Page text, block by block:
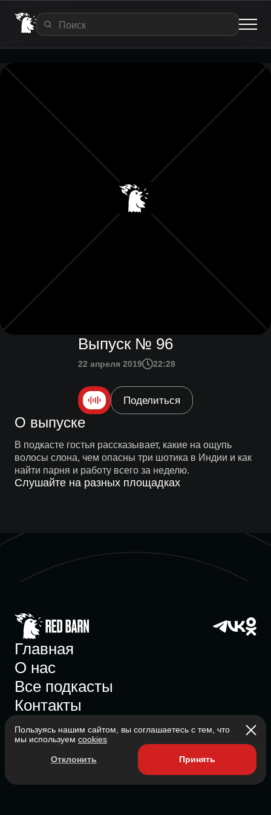
Выпуск № 96
22 апреля 2019 22:28
Поделиться
О выпуске
В подкасте гостья рассказывает, какие на ощупь
волосы слона, чем опасны три шотика в Индии и как
найти парня и работу всего за неделю.
Слушайте на разных площадках
Главная
О нас
Все подкасты
Контакты
Состоит в ассоциации с 2023
Пользуясь нашим сайтом, вы соглашаетесь с тем, что
мы используем cookies
Отклонить Принять